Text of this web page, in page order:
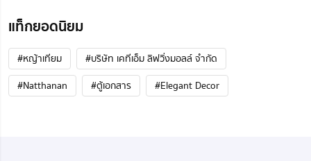
แท็กยอดนิยม
#หญ้าเทียม
#บริษัท เคทีเอ็ม ลิฟวิ่งมอลล์ จำกัด
#Natthanan
#ตู้เอกสาร #Elegant Decor